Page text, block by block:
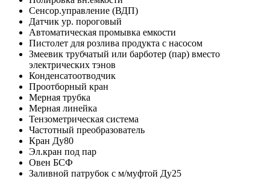
Сенсор.управление (ВДП)
Датчик ур. пороговый
Автоматическая промывка емкости
Пистолет для розлива продукта с насосом
Змеевик трубчатый или барботер (пар) вместо
электрических тэнов
Конденсатоотводчик
Проотборный кран
Мерная трубка
Мерная линейка
Тензометрическая система
Частотный преобразователь
Кран Ду80
Эл.кран под пар
Овен БСФ
Заливной патрубок с м/муфтой Ду25